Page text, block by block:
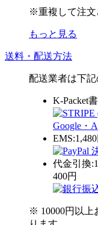
※重複して注文
もっと見る
送料・配送方法
配送業者は下記
K-Packet
代金引換
400円
※ 10000円以上